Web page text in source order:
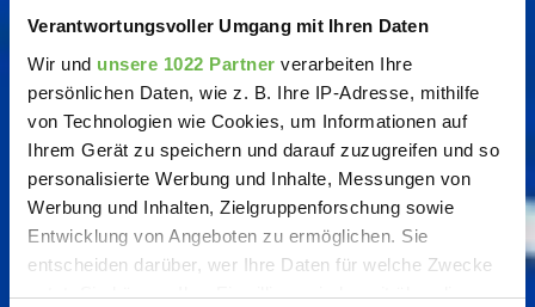
Verantwortungsvoller Umgang mit Ihren Daten
Wir und unsere 1022 Partner verarbeiten Ihre
persönlichen Daten, wie z. B. Ihre IP-Adresse, mithilfe
von Technologien wie Cookies, um Informationen auf
Ihrem Gerät zu speichern und darauf zuzugreifen und so
personalisierte Werbung und Inhalte, Messungen von
Werbung und Inhalten, Zielgruppenforschung sowie
Entwicklung von Angeboten zu ermöglichen. Sie
entscheiden darüber, wer Ihre Daten für welche Zwecke
nutzt. Sie können Ihre Einwilligung jederzeit über die